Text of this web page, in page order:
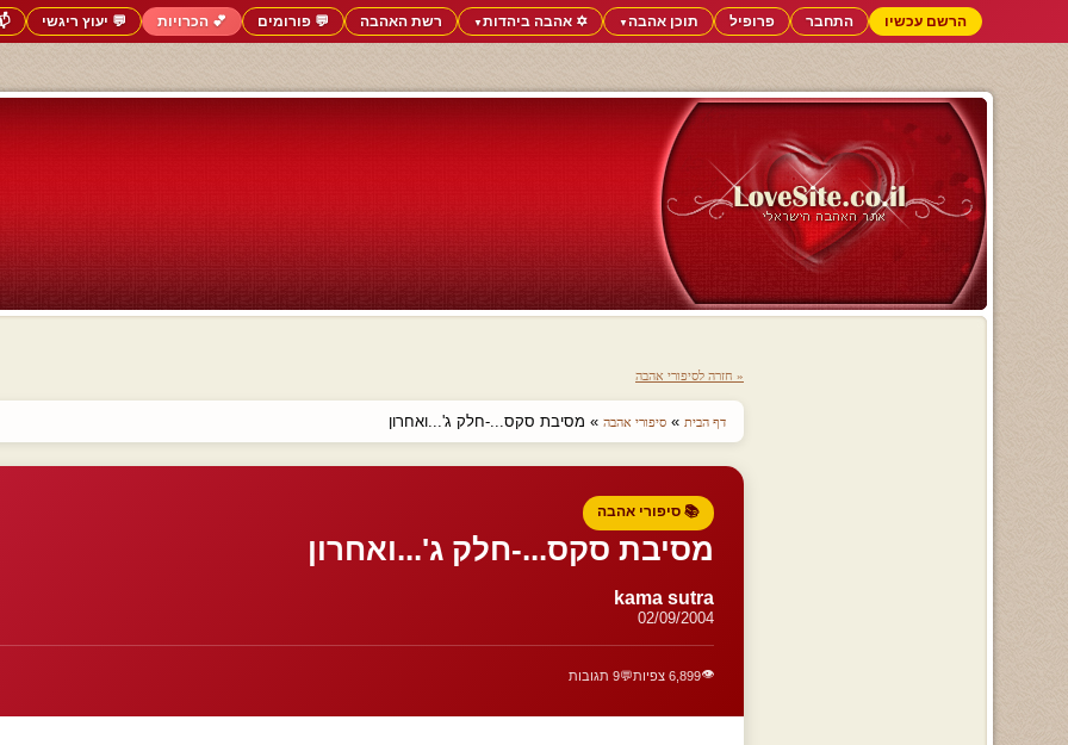
הרשם עכשיו התחבר פרופיל תוכן אהבה▼ ✡️ אהבה ביהדות▼ רשת האהבה 💬 פורומים 💕 הכרויות 💬 יעוץ ריגשי
« חזרה לסיפורי אהבה
דף הבית » סיפורי אהבה » מסיבת סקס...-חלק ג'...ואחרון
📚 סיפורי אהבה
מסיבת סקס...-חלק ג'...ואחרון
kama sutra
02/09/2004
👁️6,899 צפיות 💬9 תגובות